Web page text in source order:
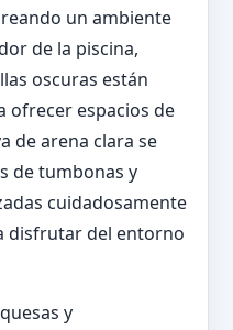
un ambiente
de la piscina,
oscuras están
ofrecer espacios de
de arena clara se
de tumbonas y
cuidadosamente
disfrutar del entorno
y